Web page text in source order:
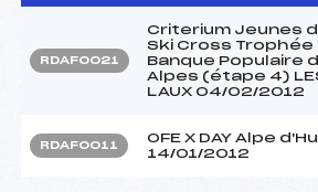
RDAF0021
Criterium Jeunes
Ski Cross Trophée
Banque Populaire
Alpes (étape 4)
LAUX 04/02/2012
RDAF0011
OFE X DAY Alpe
14/01/2012